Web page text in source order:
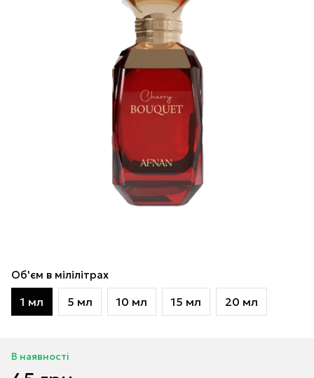
Об'єм в мілілітрах
1 мл 5 мл 10 мл 15 мл 20 мл
В наявності